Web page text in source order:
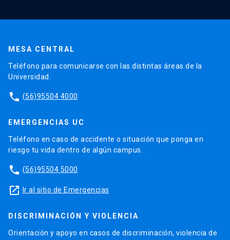
MESA CENTRAL
Teléfono para comunicarse con las distintas áreas de la
Universidad.
phone (56)95504 4000
EMERGENCIAS UC
Teléfono en caso de accidente o situación que ponga en
riesgo tu vida dentro de algún campus.
phone (56)95504 5000
launch Ir al sitio de Emergencias
DISCRIMINACIÓN Y VIOLENCIA
Orientación y apoyo en casos de discriminación, violencia de